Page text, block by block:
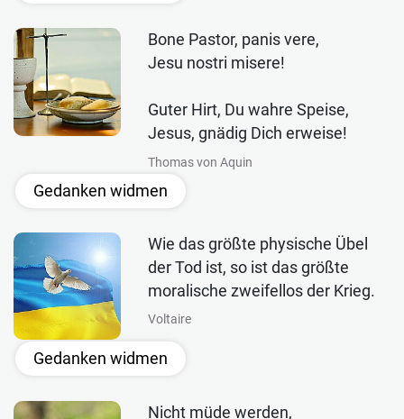
Bone Pastor, panis vere,
Jesu nostri misere!
Guter Hirt, Du wahre Speise,
Jesus, gnädig Dich erweise!
Thomas von Aquin
Gedanken widmen
Wie das größte physische Übel
der Tod ist, so ist das größte
moralische zweifellos der Krieg.
Voltaire
Gedanken widmen
Nicht müde werden,